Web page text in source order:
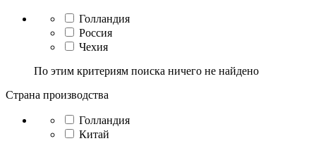
Голландия
Россия
Чехия
По этим критериям поиска ничего не найдено
Страна производства
Голландия
Китай